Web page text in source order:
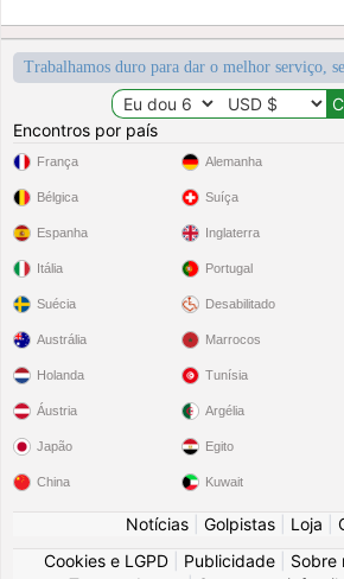
Trabalhamos duro para dar o melhor serviço,
Encontros por país
França
Bélgica
Espanha
Itália
Suécia
Alemanha
Suíça
Inglaterra
Portugal
Desabilitado
Austrália
Holanda
Áustria
Japão
China
Marrocos
Tunísia
Argélia
Egito
Kuwait
Notícias Golpistas Loja
Cookies e LGPD
Publicidade Sobre